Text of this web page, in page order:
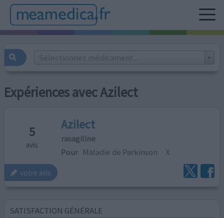
Sélectionnez médicament...
Expériences avec Azilect
5
avis
Azilect
rasagiline
Pour Maladie de Parkinson X
votre avis
SATISFACTION GÉNÉRALE